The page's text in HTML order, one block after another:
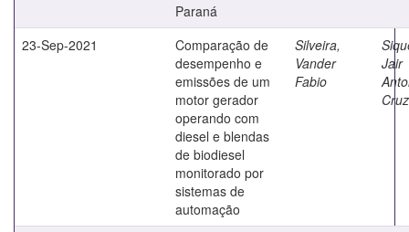
Paraná
23-Sep-2021
Comparação de
desempenho e
emissões de um
motor gerador
operando com
diesel e blendas
de biodiesel
monitorado por
sistemas de
automação
Silveira,
Vander
Fabio
Jair
Cruz